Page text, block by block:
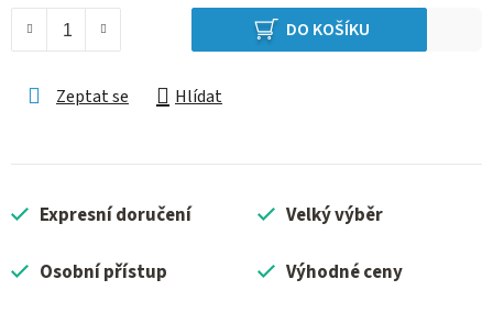
DO KOŠÍKU
Zeptat se Hlídat
Expresní doručení Velký výběr
Osobní přístup Výhodné ceny